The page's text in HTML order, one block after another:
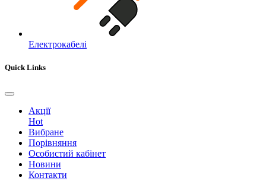
Електрокабелі
Quick Links
Акції
Hot
Вибране
Порівняння
Особистий кабінет
Новини
Контакти